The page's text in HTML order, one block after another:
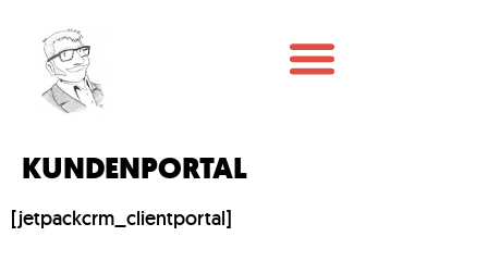
KUNDENPORTAL
[jetpackcrm_clientportal]